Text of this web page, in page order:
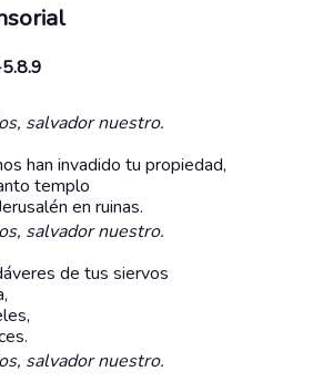
salvador nuestro.
han invadido tu propiedad,
templo
en ruinas.
salvador nuestro.
de tus siervos
salvador nuestro.